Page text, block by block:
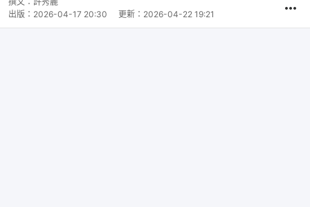
出版： 2026-04-17 20:30 更新： 2026-04-22 19:21